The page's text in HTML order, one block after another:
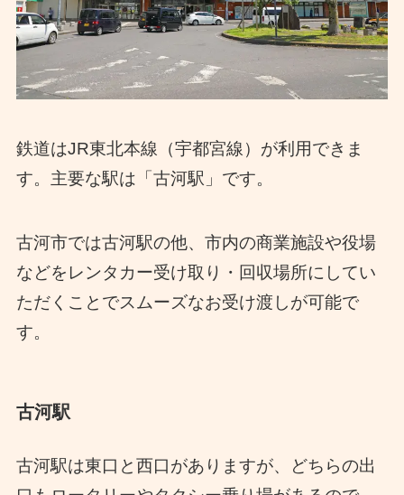
鉄道はJR東北本線（宇都宮線）が利用できま
す。主要な駅は「古河駅」です。
古河市では古河駅の他、市内の商業施設や役場
などをレンタカー受け取り・回収場所にしてい
ただくことでスムーズなお受け渡しが可能で
す。
古河駅
古河駅は東口と西口がありますが、どちらの出